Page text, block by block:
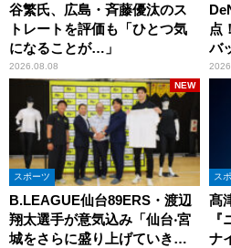
谷繁氏、広島・斉藤優汰のス
トレートを評価も「ひとつ気
になることが…」
2026.08.08
点
バ
スポーツ
B.LEAGUE仙台89ERS・渡辺
翔太選手が意気込み「仙台‧宮
城をさらに盛り上げていきた
NEW
ス
髙
ナ